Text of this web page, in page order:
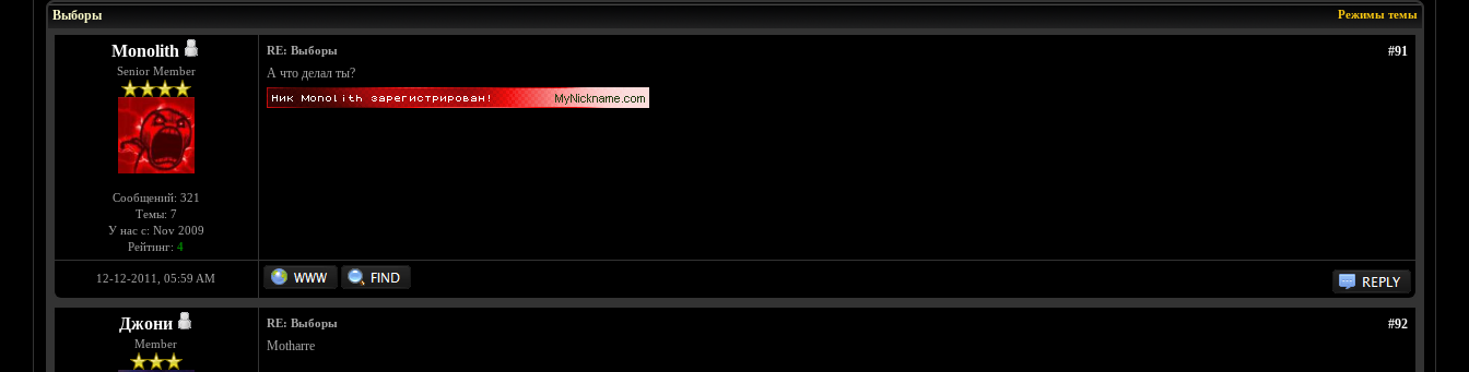
Режимы темы
Выборы
Monolith
Senior Member
Сообщений: 321
Темы: 7
У нас с: Nov 2009
Рейтинг: 4
#91
RE: Выборы
А что делал ты?
12-12-2011, 05:59 AM
Джони
Member
#92
RE: Выборы
Motharre